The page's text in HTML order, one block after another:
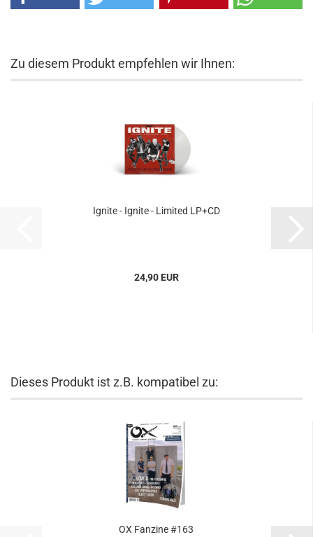
Zu diesem Produkt empfehlen wir Ihnen:
Ignite - Ignite - Limited LP+CD
24,90 EUR
Dieses Produkt ist z.B. kompatibel zu:
OX Fanzine #163